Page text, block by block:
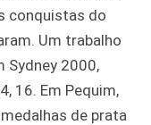
conquistas do
Um trabalho
Sydney 2000,
16. Em Pequim,
de prata